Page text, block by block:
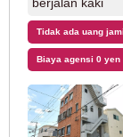
Tidak ada uang
Biaya agensi 0 yen
Kereta Listrik
Kereta